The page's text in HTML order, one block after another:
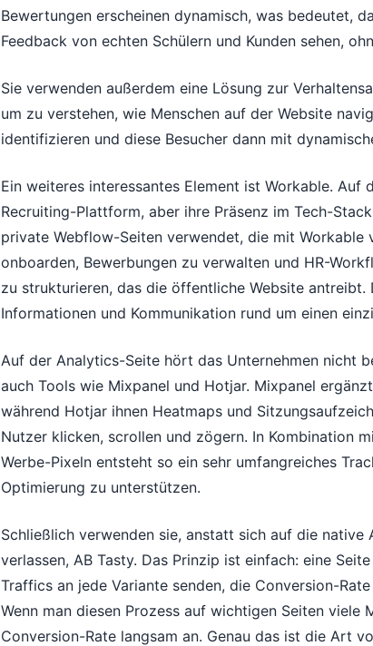
Bewertungen erscheinen dynamisch, was bedeutet,
Feedback von echten Schülern und Kunden sehen,
Sie verwenden außerdem eine Lösung zur
um zu verstehen, wie Menschen auf der Website
identifizieren und diese Besucher dann mit
Ein weiteres interessantes Element ist Workable. Auf
Recruiting-Plattform, aber ihre Präsenz im Tech-
private Webflow-Seiten verwendet, die mit Workable
onboarden, Bewerbungen zu verwalten und HR-
zu strukturieren, das die öffentliche Website antreibt.
Informationen und Kommunikation rund um einen
Auf der Analytics-Seite hört das Unternehmen nicht
auch Tools wie Mixpanel und Hotjar. Mixpanel
während Hotjar ihnen Heatmaps und
Nutzer klicken, scrollen und zögern. In Kombination
Werbe-Pixeln entsteht so ein sehr umfangreiches
Optimierung zu unterstützen.
Schließlich verwenden sie, anstatt sich auf die native
verlassen, AB Tasty. Das Prinzip ist einfach: eine
Traffics an jede Variante senden, die Conversion-
Wenn man diesen Prozess auf wichtigen Seiten
Conversion-Rate langsam an. Genau das ist die Art